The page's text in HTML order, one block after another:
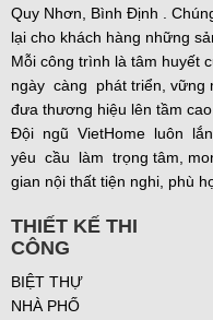
Quy Nhơn, Bình Định .
lại cho khách hàng những
Mỗi công trình là tâm huyết
ngày càng phát triển, vững
đưa thương hiệu lên tầm
Đội ngũ VietHome luôn
yêu cầu làm trọng tâm,
gian nội thất tiện nghi, phù
THIẾT KẾ THI
CÔNG
BIỆT THỰ
NHÀ PHỐ